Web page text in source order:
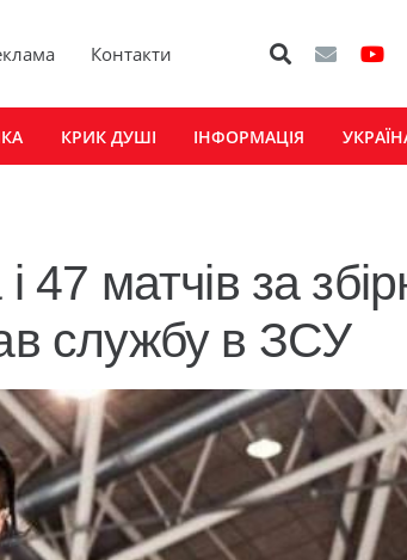
Контакти
КРИК ДУШІ ІНФОРМАЦІЯ
47 матчів за
службу в ЗСУ